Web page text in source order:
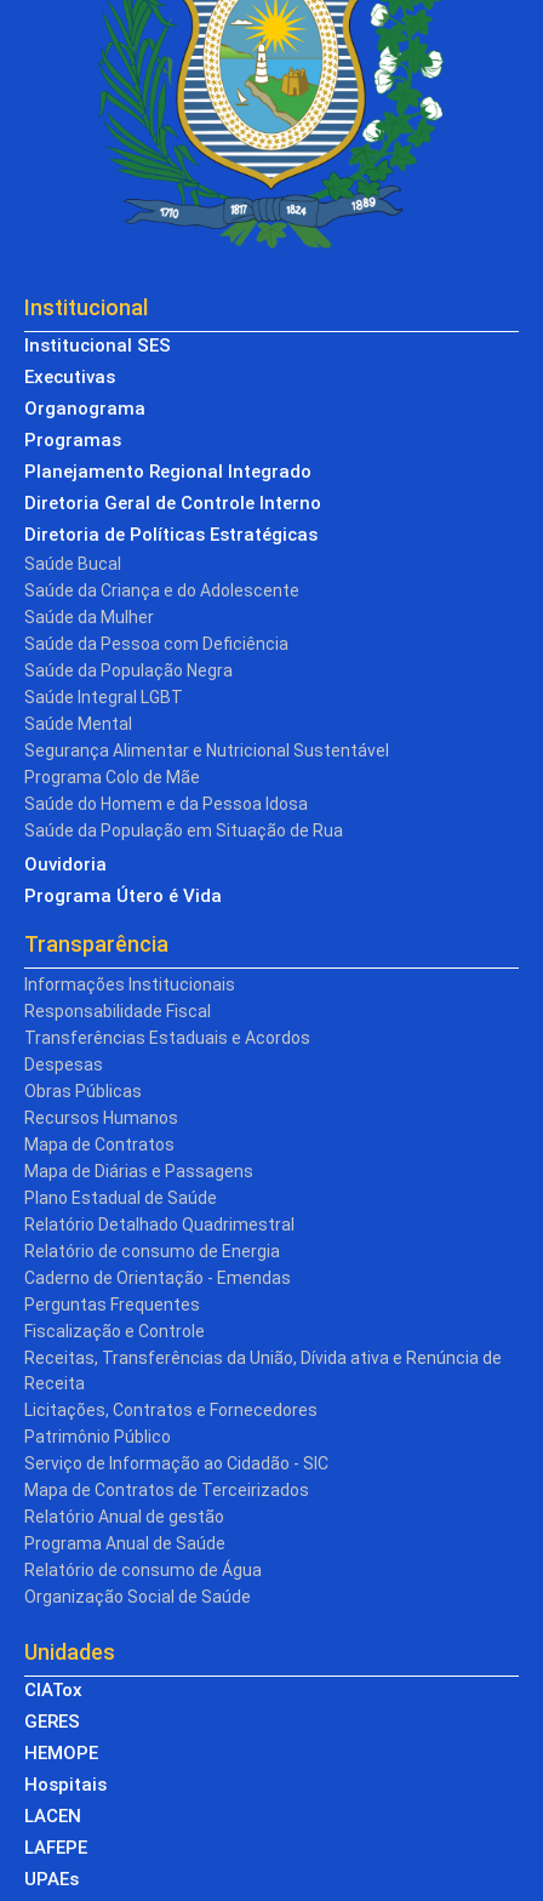
Institucional
Institucional SES
Executivas
Organograma
Programas
Planejamento Regional Integrado
Diretoria Geral de Controle Interno
Diretoria de Políticas Estratégicas
Saúde Bucal
Saúde da Criança e do Adolescente
Saúde da Mulher
Saúde da Pessoa com Deficiência
Saúde da População Negra
Saúde Integral LGBT
Saúde Mental
Segurança Alimentar e Nutricional Sustentável
Programa Colo de Mãe
Saúde do Homem e da Pessoa Idosa
Saúde da População em Situação de Rua
Ouvidoria
Programa Útero é Vida
Transparência
Informações Institucionais
Responsabilidade Fiscal
Transferências Estaduais e Acordos
Despesas
Obras Públicas
Recursos Humanos
Mapa de Contratos
Mapa de Diárias e Passagens
Plano Estadual de Saúde
Relatório Detalhado Quadrimestral
Relatório de consumo de Energia
Caderno de Orientação - Emendas
Perguntas Frequentes
Fiscalização e Controle
Receitas, Transferências da União, Dívida ativa e Renúncia de
Receita
Licitações, Contratos e Fornecedores
Patrimônio Público
Serviço de Informação ao Cidadão - SIC
Mapa de Contratos de Terceirizados
Relatório Anual de gestão
Programa Anual de Saúde
Relatório de consumo de Água
Organização Social de Saúde
Unidades
CIATox
GERES
HEMOPE
Hospitais
LACEN
LAFEPE
UPAEs